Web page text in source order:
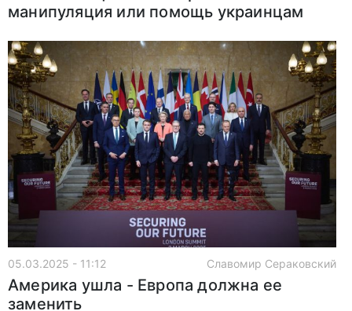
манипуляция или помощь украинцам
05.03.2025 - 11:12 Славомир Сераковский
Америка ушла - Европа должна ее
заменить